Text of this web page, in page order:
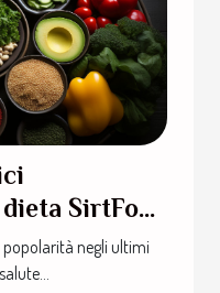
SirtFood
negli ultimi